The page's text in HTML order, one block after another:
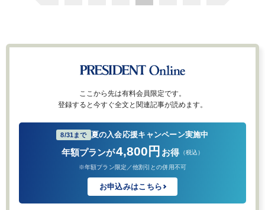
ここから先は有料会員限定です。
登録すると今すぐ全文と関連記事が読めます。
8/31まで 夏の入会応援キャンペーン実施中
年額プランが4,800円 お得 （税込）
※年額プラン限定／他割引との併用不可
お申込みはこちら